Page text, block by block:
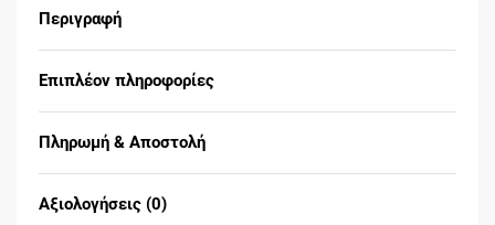
Περιγραφή
Επιπλέον πληροφορίες
Πληρωμή & Αποστολή
Αξιολογήσεις (0)